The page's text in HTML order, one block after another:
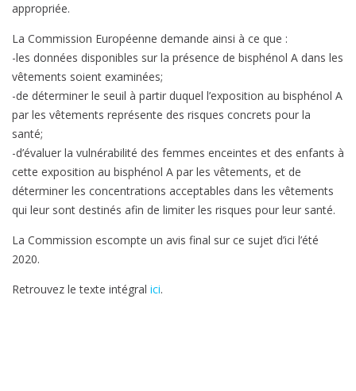
appropriée.
La Commission Européenne demande ainsi à ce que :
-les données disponibles sur la présence de bisphénol A dans les
vêtements soient examinées;
-de déterminer le seuil à partir duquel l’exposition au bisphénol A
par les vêtements représente des risques concrets pour la
santé;
-d’évaluer la vulnérabilité des femmes enceintes et des enfants à
cette exposition au bisphénol A par les vêtements, et de
déterminer les concentrations acceptables dans les vêtements
qui leur sont destinés afin de limiter les risques pour leur santé.
La Commission escompte un avis final sur ce sujet d’ici l’été
2020.
Retrouvez le texte intégral ici.